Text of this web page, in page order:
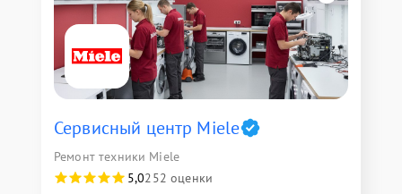
Сервисный центр Miele
Ремонт техники Miele
5,0252 оценки